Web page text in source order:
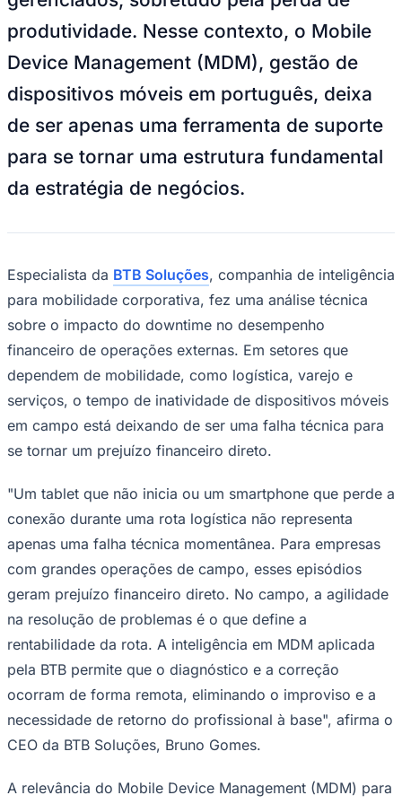
NBA
NFL
Fórmula 1
UFC
Tênis (ATP)
MLB
NHL
Atletismo
Vôlei
NBB
Competições de Futebol
Brasileirão Série B
Libertadores
Sul-Americana
Copa América
Champions League
Premier League
La Liga
Bundesliga
Times - Ir direto
produtividade. Nesse contexto, o Mobile
Device Management (MDM), gestão de
dispositivos móveis em português, deixa
de ser apenas uma ferramenta de suporte
para se tornar uma estrutura fundamental
da estratégia de negócios.
Especialista da BTB Soluções, companhia de inteligência
para mobilidade corporativa, fez uma análise técnica
sobre o impacto do downtime no desempenho
financeiro de operações externas. Em setores que
dependem de mobilidade, como logística, varejo e
serviços, o tempo de inatividade de dispositivos móveis
em campo está deixando de ser uma falha técnica para
se tornar um prejuízo financeiro direto.
"Um tablet que não inicia ou um smartphone que perde a
conexão durante uma rota logística não representa
apenas uma falha técnica momentânea. Para empresas
com grandes operações de campo, esses episódios
geram prejuízo financeiro direto. No campo, a agilidade
na resolução de problemas é o que define a
rentabilidade da rota. A inteligência em MDM aplicada
pela BTB permite que o diagnóstico e a correção
ocorram de forma remota, eliminando o improviso e a
necessidade de retorno do profissional à base", afirma o
CEO da BTB Soluções, Bruno Gomes.
A relevância do Mobile Device Management (MDM) para